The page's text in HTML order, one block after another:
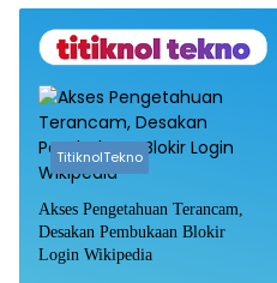
TitiknolTekno
Akses Pengetahuan Terancam,
Desakan Pembukaan Blokir
Login Wikipedia